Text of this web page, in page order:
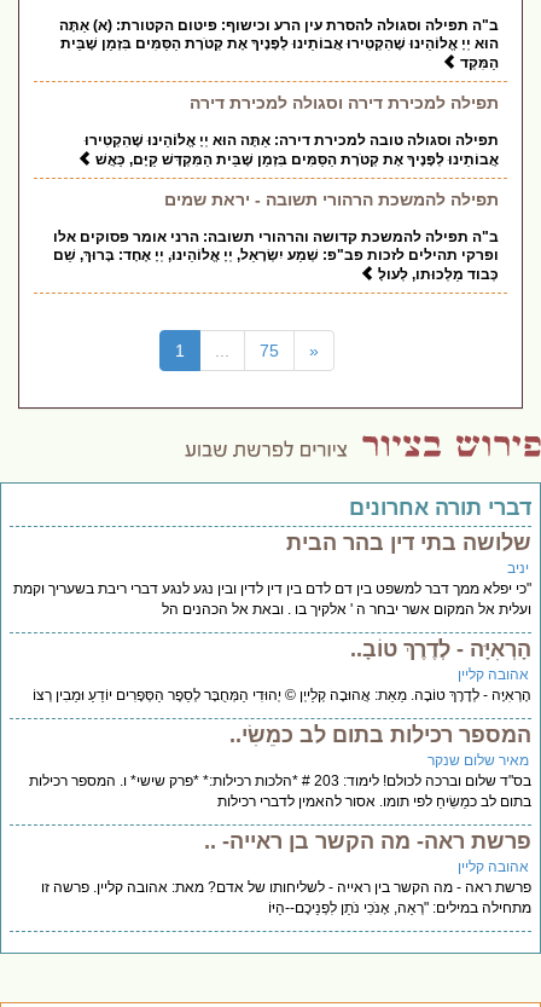
ב"ה תפילה וסגולה להסרת עין הרע וכישוף: פיטום הקטורת: (א) אַתָּה
הוּא יְיָ אֱלוֹהֵינוּ שֶׁהִקְטִירוּ אֲבוֹתֵינוּ לְפָנֶיךָ אֶת קְטֹרֶת הַסַּמִּים בִּזְמַן שֶׁבֵּית
הַמִּקְד
תפילה למכירת דירה וסגולה למכירת דירה
תפילה וסגולה טובה למכירת דירה: אַתָּה הוּא יְיָ אֱלוֹהֵינוּ שֶׁהִקְטִירוּ
אֲבוֹתֵינוּ לְפָנֶיךָ אֶת קְטֹרֶת הַסַּמִּים בִּזְמַן שֶׁבֵּית הַמִּקְדָּשׁ קַיָּם, כַּאֲשׁ
תפילה להמשכת הרהורי תשובה - יראת שמים
ב"ה תפילה להמשכת קדושה והרהורי תשובה: הרני אומר פסוקים אלו
ופרקי תהילים לזכות פב"פ: שְׁמַע יִשְׂרָאֵל, יְיָ אֱלוֹהֵינוּ, יְיָ אֶחָד: בָּרוּךְ, שֵׁם
כְּבוד מַלְכוּתו, לְעולָ
1 75 «
דברי תורה אחרונים
שלושה בתי דין בהר הבית
יניב
"כי יפלא ממך דבר למשפט בין דם לדם בין דין לדין ובין נגע לנגע דברי ריבת בשעריך וקמת
ועלית אל המקום אשר יבחר ה ' אלקיך בו . ובאת אל הכהנים הל
הָרְאִיָּה - לְדֶרֶךְ טוֹבָ..
אהובה קליין
הָרְאִיָּה - לְדֶרֶךְ טוֹבָה. מֵאֵת: אֲהוּבָה קְלַייְן © יְהוּדִי הַמְּחֻבָּר לְסֵפֶר הַסְּפָרִים יוֹדֵעַ וּמֵבִין רְצוֹ
המספר רכילות בתום לב כמֵשִׂי..
מאיר שלום שנקר
בס"ד שלום וברכה לכולם! לימוד: 203 # *הלכות רכילות:* *פרק שישי* ו. המספר רכילות
בתום לב כמֵשִׂיחַ לפי תומו. אסור להאמין לדברי רכילות
פרשת ראה- מה הקשר בן ראייה- ..
אהובה קליין
פרשת ראה - מה הקשר בין ראייה - לשליחותו של אדם? מאת: אהובה קליין. פרשה זו
מתחילה במילים: "רְאֵה, אָנֹכִי נֹתֵן לִפְנֵיכֶם--הַיּוֹ